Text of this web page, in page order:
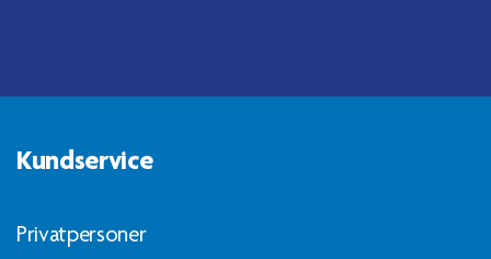
Kundservice
Privatpersoner